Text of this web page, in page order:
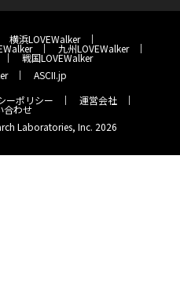
横浜LOVEWalker
九州LOVEWalker
戦国LOVEWalker
ASCII.jp
ーポリシー 運営会社
合わせ
Laboratories, Inc. 2026